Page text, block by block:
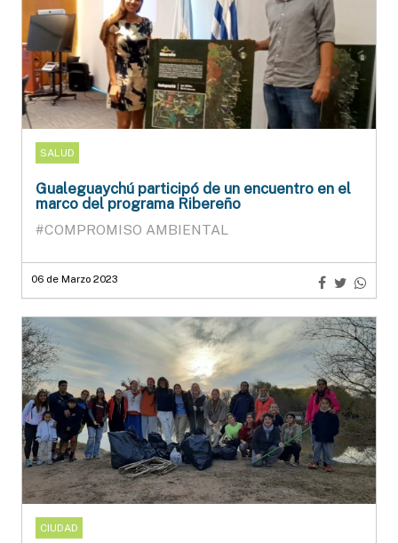
SALUD
Gualeguaychú participó de un encuentro en el
marco del programa Ribereño
#COMPROMISO AMBIENTAL
06 de Marzo 2023
CIUDAD